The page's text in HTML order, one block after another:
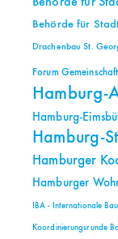
Behörde für
Behörde für
Drachenbau St.
Forum
Hamburg-
Hamburg-
Hamburg-
Hamburger
Hamburger
IBA - Internationale
Koordinierungsrunde